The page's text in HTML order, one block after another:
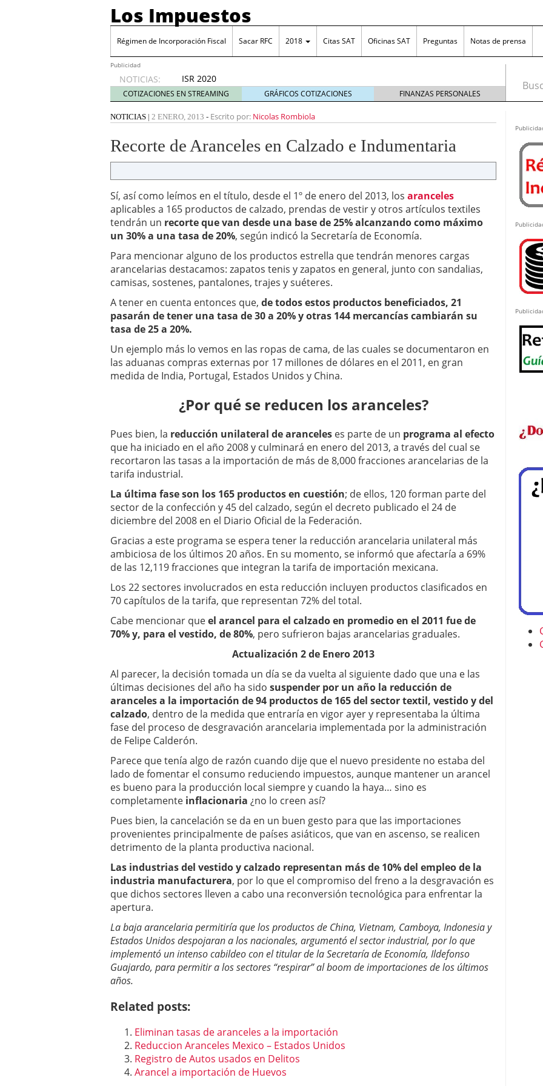
Los Impuestos
Régimen de Incorporación Fiscal Sacar RFC 2018 Citas SAT Oficinas SAT Preguntas Notas de prensa
Publicidad
NOTICIAS:
ISR 2020
diciembre
31, 2019
ISR 2019: Estímulos en zona fronteriza
Sacar RFC ¿Cómo inscribirse en el RFC? febrero 26, 2013
Cinco industrias donde el diseño es tan importante como la funcionalidad
julio 20, 2026
Cuenta financiada trading en México: cómo funciona, cuánto se puede
tiempo de descanso en las empresas junio 18, 2026
Grupak y el análisis de costos ante posibles incrementos en los plásticos
junio 16, 2026
10 Mejores herramientas de editor PDF online junio 15, 2026
COTIZACIONES EN STREAMING GRÁFICOS COTIZACIONES FINANZAS PERSONALES
NOTICIAS | 2 ENERO, 2013 - Escrito por: Nicolas Rombiola
Recorte de Aranceles en Calzado e Indumentaria
Sí, así como leímos en el título, desde el 1º de enero del 2013, los aranceles
aplicables a 165 productos de calzado, prendas de vestir y otros artículos textiles
tendrán un recorte que van desde una base de 25% alcanzando como máximo
un 30% a una tasa de 20%, según indicó la Secretaría de Economía.
Para mencionar alguno de los productos estrella que tendrán menores cargas
arancelarias destacamos: zapatos tenis y zapatos en general, junto con sandalias,
camisas, sostenes, pantalones, trajes y suéteres.
A tener en cuenta entonces que, de todos estos productos beneficiados, 21
pasarán de tener una tasa de 30 a 20% y otras 144 mercancías cambiarán su
tasa de 25 a 20%.
Un ejemplo más lo vemos en las ropas de cama, de las cuales se documentaron en
las aduanas compras externas por 17 millones de dólares en el 2011, en gran
medida de India, Portugal, Estados Unidos y China.
¿Por qué se reducen los aranceles?
Pues bien, la reducción unilateral de aranceles es parte de un programa al efecto
que ha iniciado en el año 2008 y culminará en enero del 2013, a través del cual se
recortaron las tasas a la importación de más de 8,000 fracciones arancelarias de la
tarifa industrial.
La última fase son los 165 productos en cuestión; de ellos, 120 forman parte del
sector de la confección y 45 del calzado, según el decreto publicado el 24 de
diciembre del 2008 en el Diario Oficial de la Federación.
Gracias a este programa se espera tener la reducción arancelaria unilateral más
ambiciosa de los últimos 20 años. En su momento, se informó que afectaría a 69%
de las 12,119 fracciones que integran la tarifa de importación mexicana.
Los 22 sectores involucrados en esta reducción incluyen productos clasificados en
70 capítulos de la tarifa, que representan 72% del total.
Cabe mencionar queel arancel para el calzado en promedio en el 2011 fue de
70% y, para el vestido, de 80%, pero sufrieron bajas arancelarias graduales.
Actualización 2 de Enero 2013
Al parecer, la decisión tomada un día se da vuelta al siguiente dado que una e las
últimas decisiones del año ha sido suspender por un año la reducción de
aranceles a la importación de 94 productos de 165 del sector textil, vestido y del
calzado, dentro de la medida que entraría en vigor ayer y representaba la última
fase del proceso de desgravación arancelaria implementada por la administración
de Felipe Calderón.
Parece que tenía algo de razón cuando dije que el nuevo presidente no estaba del
lado de fomentar el consumo reduciendo impuestos, aunque mantener un arancel
es bueno para la producción local siempre y cuando la haya… sino es
completamente inflacionaria ¿no lo creen así?
Pues bien, la cancelación se da en un buen gesto para que las importaciones
provenientes principalmente de países asiáticos, que van en ascenso, se realicen
detrimento de la planta productiva nacional.
Las industrias del vestido y calzado representan más de 10% del empleo de la
industria manufacturera, por lo que el compromiso del freno a la desgravación es
que dichos sectores lleven a cabo una reconversión tecnológica para enfrentar la
apertura.
La baja arancelaria permitiría que los productos de China, Vietnam, Camboya, Indonesia y
Estados Unidos despojaran a los nacionales, argumentó el sector industrial, por lo que
implementó un intenso cabildeo con el titular de la Secretaría de Economía, Ildefonso
Guajardo, para permitir a los sectores “respirar” al boom de importaciones de los últimos
años.
Related posts:
Eliminan tasas de aranceles a la importación
Reduccion Aranceles Mexico – Estados Unidos
Registro de Autos usados en Delitos
Arancel a importación de Huevos